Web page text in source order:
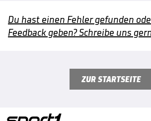
Du hast einen Fehler gefunden
Feedback geben? Schreibe uns
ZUR STARTSEITE